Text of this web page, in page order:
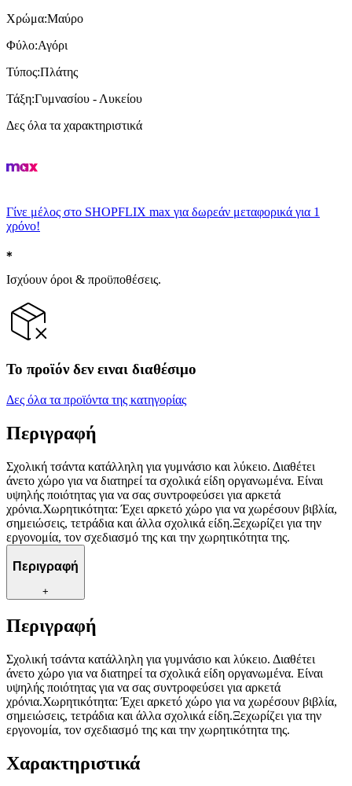
Χρώμα:Μαύρο
Φύλο:Αγόρι
Τύπος:Πλάτης
Τάξη:Γυμνασίου - Λυκείου
Δες όλα τα χαρακτηριστικά
Γίνε μέλος στο SHOPFLIX max για δωρεάν μεταφορικά για 1
χρόνο!
Ισχύουν όροι & προϋποθέσεις.
Το προϊόν δεν ειναι διαθέσιμο
Δες όλα τα προϊόντα της κατηγορίας
Περιγραφή
Σχολική τσάντα κατάλληλη για γυμνάσιο και λύκειο. Διαθέτει
άνετο χώρο για να διατηρεί τα σχολικά είδη οργανωμένα. Είναι
υψηλής ποιότητας για να σας συντροφεύσει για αρκετά
χρόνια.Χωρητικότητα: Έχει αρκετό χώρο για να χωρέσουν βιβλία,
σημειώσεις, τετράδια και άλλα σχολικά είδη.Ξεχωρίζει για την
εργονομία, τον σχεδιασμό της και την χωρητικότητα της.
Περιγραφή
+
Περιγραφή
Σχολική τσάντα κατάλληλη για γυμνάσιο και λύκειο. Διαθέτει
άνετο χώρο για να διατηρεί τα σχολικά είδη οργανωμένα. Είναι
υψηλής ποιότητας για να σας συντροφεύσει για αρκετά
χρόνια.Χωρητικότητα: Έχει αρκετό χώρο για να χωρέσουν βιβλία,
σημειώσεις, τετράδια και άλλα σχολικά είδη.Ξεχωρίζει για την
εργονομία, τον σχεδιασμό της και την χωρητικότητα της.
Χαρακτηριστικά